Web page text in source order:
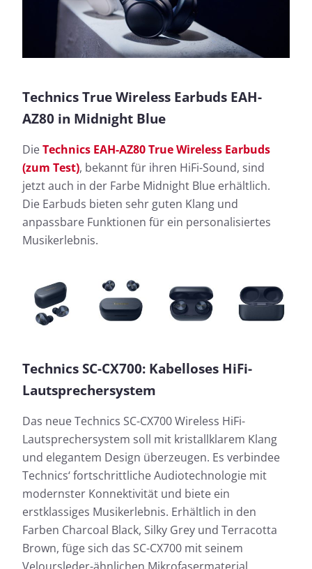
Technics True Wireless Earbuds EAH-
AZ80 in Midnight Blue
DieTechnics EAH-AZ80 True Wireless Earbuds
(zum Test), bekannt für ihren HiFi-Sound, sind
jetzt auch in der Farbe Midnight Blue erhältlich.
Die Earbuds bieten sehr guten Klang und
anpassbare Funktionen für ein personalisiertes
Musikerlebnis.
Technics SC-CX700: Kabelloses HiFi-
Lautsprechersystem
Das neue Technics SC-CX700 Wireless HiFi-
Lautsprechersystem soll mit kristallklarem Klang
und elegantem Design überzeugen. Es verbindee
Technics‘ fortschrittliche Audiotechnologie mit
modernster Konnektivität und biete ein
erstklassiges Musikerlebnis. Erhältlich in den
Farben Charcoal Black, Silky Grey und Terracotta
Brown, füge sich das SC-CX700 mit seinem